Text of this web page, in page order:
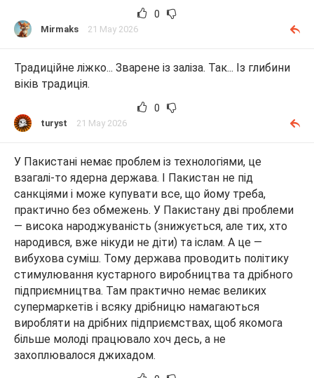
0
Mirmaks 21 May 2026
Традиційне ліжко... Зварене із заліза. Так... Із глибини
віків традиція.
0
turyst 21 May 2026
У Пакистані немає проблем із технологіями, це
взагалі-то ядерна держава. І Пакистан не під
санкціями і може купувати все, що йому треба,
практично без обмежень. У Пакистану дві проблеми
— висока народжуваність (знижується, але тих, хто
народився, вже нікуди не діти) та іслам. А це —
вибухова суміш. Тому держава проводить політику
стимулювання кустарного виробництва та дрібного
підприємництва. Там практично немає великих
супермаркетів і всяку дрібницю намагаються
виробляти на дрібних підприємствах, щоб якомога
більше молоді працювало хоч десь, а не
захоплювалося джихадом.